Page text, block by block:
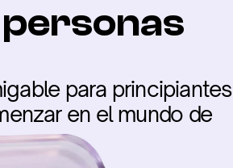
para principiantes
en el mundo de